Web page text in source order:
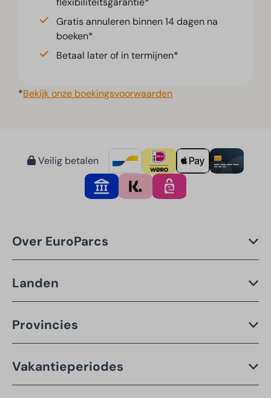
Gratis annuleren binnen 14 dagen na
boeken*
Betaal later of in termijnen*
*Bekijk onze boekingsvoorwaarden
Veilig betalen
Over EuroParcs
Landen
Provincies
Vakantieperiodes